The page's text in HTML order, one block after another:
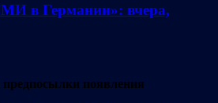
в Германии»: вчера,
появления